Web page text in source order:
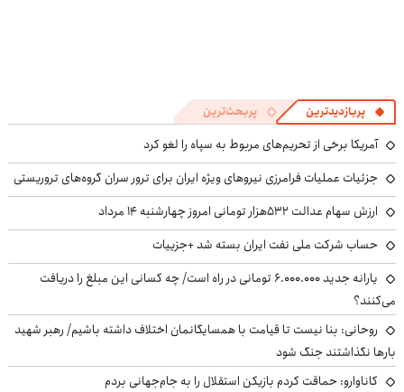
پربازدیدترین پربحث‌ترین
آمریکا برخی از تحریم‌های مربوط به سپاه را لغو کرد
جزئیات عملیات فرامرزی نیروهای ویژه ایران برای ترور سران گروه‌های تروریستی
ارزش سهام عدالت ۵۳۲هزار تومانی امروز چهارشنبه ۱۴ مرداد
حساب‌ شرکت ملی نفت ایران بسته شد +جزییات
یارانه جدید ۶.۰۰۰.۰۰۰ تومانی در راه است/ چه کسانی این مبلغ را دریافت
می‌کنند؟
روحانی: بنا نیست تا قیامت با همسایگانمان اختلاف داشته باشیم/ رهبر شهید
بارها نگذاشتند جنگ شود
کاناوارو: حماقت کردم بازیکن استقلال را به جام‌جهانی بردم